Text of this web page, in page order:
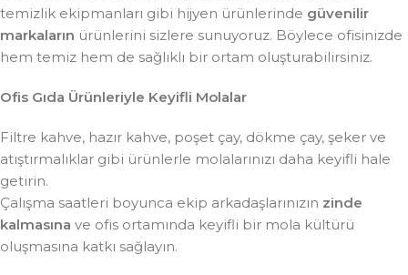
temizlik ekipmanları gibi hijyen ürünlerinde güvenilir
markaların ürünlerini sizlere sunuyoruz. Böylece ofisinizde
hem temiz hem de sağlıklı bir ortam oluşturabilirsiniz.
Ofis Gıda Ürünleriyle Keyifli Molalar
Filtre kahve, hazır kahve, poşet çay, dökme çay, şeker ve
atıştırmalıklar gibi ürünlerle molalarınızı daha keyifli hale
getirin.
Çalışma saatleri boyunca ekip arkadaşlarınızın zinde
kalmasına ve ofis ortamında keyifli bir mola kültürü
oluşmasına katkı sağlayın.